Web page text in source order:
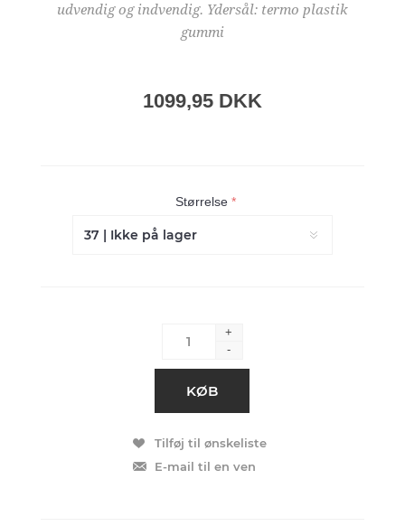
udvendig og indvendig. Ydersål: termo plastik
gummi
1099,95 DKK
Størrelse*
+
-